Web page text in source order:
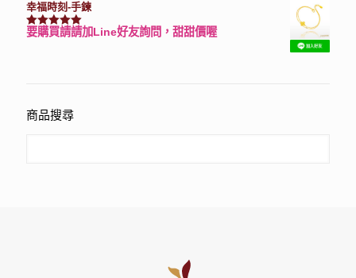
幸福時刻-手鍊
評分3150滿分 5
要購買請請加Line好友詢問，甜甜價喔
商品搜尋